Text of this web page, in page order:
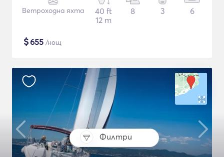
Филтри
Ветроходна яхта
40 ft
12 m
8 3 6
$655 /нощ